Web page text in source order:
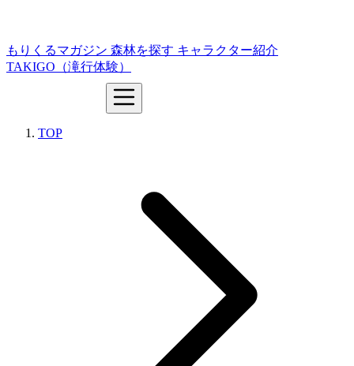
もりくるマガジン 森林を探す キャラクター紹介
TAKIGO（滝行体験）
TOP